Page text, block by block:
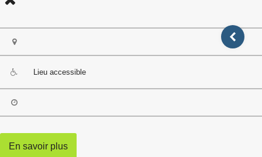
Lieu accessible
En savoir plus